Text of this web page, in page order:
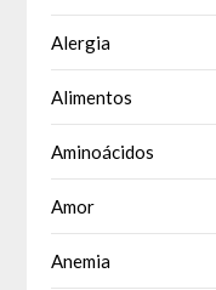
Alergia
Alimentos
Aminoácidos
Amor
Anemia